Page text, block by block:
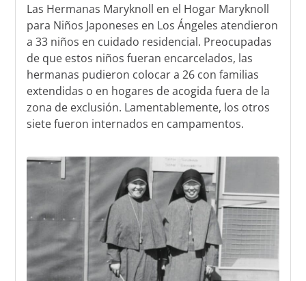
Las Hermanas Maryknoll en el Hogar Maryknoll
para Niños Japoneses en Los Ángeles atendieron
a 33 niños en cuidado residencial. Preocupadas
de que estos niños fueran encarcelados, las
hermanas pudieron colocar a 26 con familias
extendidas o en hogares de acogida fuera de la
zona de exclusión. Lamentablemente, los otros
siete fueron internados en campamentos.